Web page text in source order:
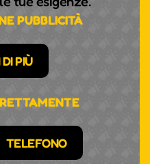
PUBBLICITÀ
PIÙ
TELEFONO